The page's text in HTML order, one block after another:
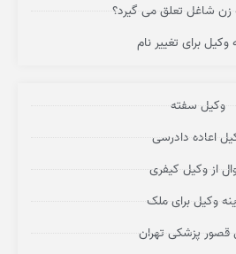
زن شاغل تعلق می گیرد؟
وکیل برای تغییر نام
وکیل سفته
اعاده دادرسی
از وکیل کیفری
وکیل برای ملک
قصور پزشکی تهران